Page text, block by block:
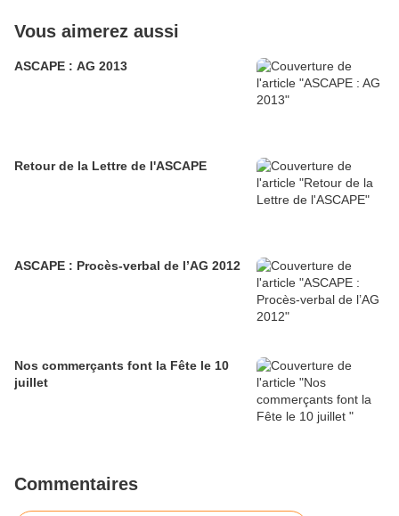
Vous aimerez aussi
ASCAPE : AG 2013
Retour de la Lettre de l'ASCAPE
ASCAPE : Procès-verbal de l’AG 2012
Nos commerçants font la Fête le 10
juillet
Commentaires